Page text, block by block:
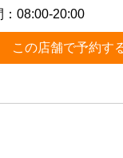
08:00-20:00
この店舗で予約す